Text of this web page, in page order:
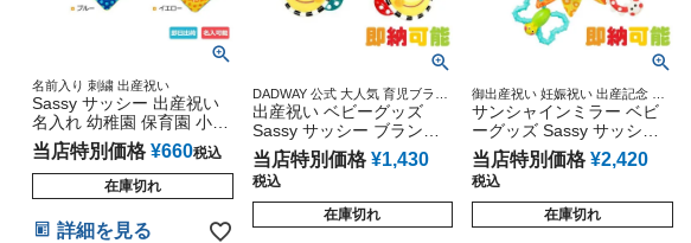
名前入り 刺繍 出産祝い
Sassy サッシー 出産祝い
名入れ 幼稚園 保育園 小学
校 名前入り 刺繍 ループ付
き ミニタオル ハンカチ 4
種類 可愛い 赤ちゃん 男の
子 女の子 プレゼント イン
スタ
当店特別価格 ¥660税込
在庫切れ
詳細を見る
DADWAY 公式 大人気 育児ブラン
ド キャラクター 雑貨 グッズ通販
出産記念 小物 ダッドウェイ オン
ライン
出産祝い ベビーグッズ
Sassy サッシー ブランケ
ットクリップ オレンジ
当店特別価格 ¥1,430
税込
在庫切れ
御出産祝い 妊娠祝い 出産記念 ベ
ビーグッズ 赤ちゃん 誕生日 乳児
幼児 新生児 知育 遊具
サンシャインミラー ベビ
ーグッズ Sassy サッシー
ベビーカー用 おもちゃ ぶ
るぶるバグ 知育 発育
当店特別価格 ¥2,420
税込
在庫切れ